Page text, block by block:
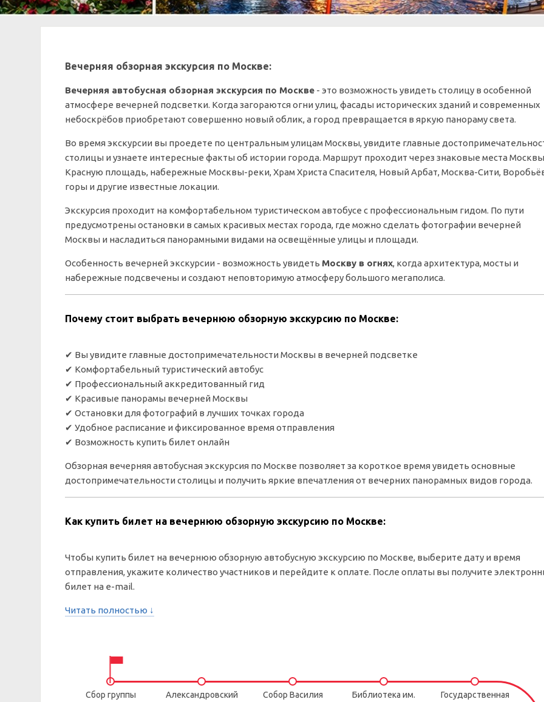
Вечерняя обзорная экскурсия по Москве:
Вечерняя автобусная обзорная экскурсия по Москве - это возможность увидеть столицу в особенной
атмосфере вечерней подсветки. Когда загораются огни улиц, фасады исторических зданий и современных
небоскрёбов приобретают совершенно новый облик, а город превращается в яркую панораму света.
Во время экскурсии вы проедете по центральным улицам Москвы, увидите главные
столицы и узнаете интересные факты об истории города. Маршрут проходит через знаковые места
Красную площадь, набережные Москвы-реки, Храм Христа Спасителя, Новый Арбат, Москва-Сити,
горы и другие известные локации.
Экскурсия проходит на комфортабельном туристическом автобусе с профессиональным гидом. По пути
предусмотрены остановки в самых красивых местах города, где можно сделать фотографии вечерней
Москвы и насладиться панорамными видами на освещённые улицы и площади.
Особенность вечерней экскурсии - возможность увидеть Москву в огнях, когда архитектура, мосты и
набережные подсвечены и создают неповторимую атмосферу большого мегаполиса.
Почему стоит выбрать вечернюю обзорную экскурсию по Москве:
✔ Вы увидите главные достопримечательности Москвы в вечерней подсветке
✔ Комфортабельный туристический автобус
✔ Профессиональный аккредитованный гид
✔ Красивые панорамы вечерней Москвы
✔ Остановки для фотографий в лучших точках города
✔ Удобное расписание и фиксированное время отправления
✔ Возможность купить билет онлайн
Обзорная вечерняя автобусная экскурсия по Москве позволяет за короткое время увидеть основные
достопримечательности столицы и получить яркие впечатления от вечерних панорамных видов города.
Как купить билет на вечернюю обзорную экскурсию по Москве:
Чтобы купить билет на вечернюю обзорную автобусную экскурсию по Москве, выберите дату и время
отправления, укажите количество участников и перейдите к оплате. После оплаты вы получите
билет на e-mail.
Читать полностью ↓
Сбор группы
Александровский
Собор Василия
Библиотека им.
Государственная